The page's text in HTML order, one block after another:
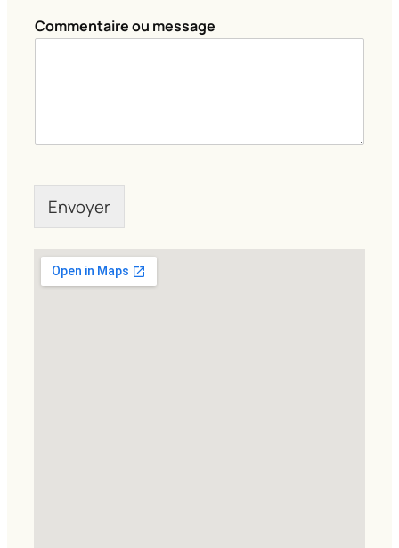
Commentaire ou message
Envoyer